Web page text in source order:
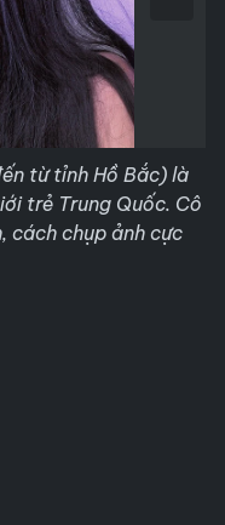
từ tỉnh Hồ Bắc) là
trẻ Trung Quốc. Cô
cách chụp ảnh cực